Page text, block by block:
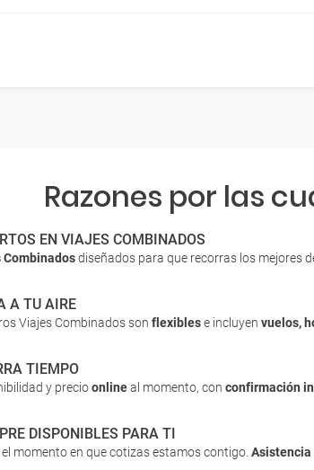
Razones por las
EN VIAJES COMBINADOS
Combinadosdiseñados para que recorras los mejores
A TU AIRE
Viajes Combinados sonflexiblese incluyenvuelos,
TIEMPO
y precioonlineal momento, conconfirmación
DISPONIBLES PARA TI
el momento en que cotizas estamos contigo.